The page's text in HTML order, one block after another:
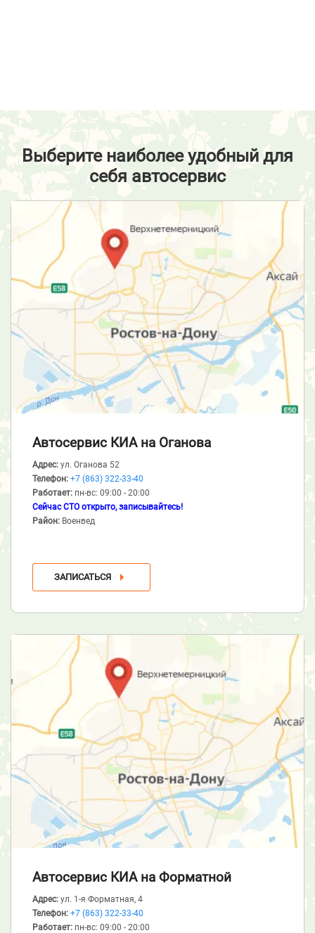
Выберите наиболее удобный для
себя автосервис
Автосервис КИА на Оганова
Адрес: ул. Оганова 52
Телефон: +7 (863) 322-33-40
Работает: пн-вс: 09:00 - 20:00
Сейчас СТО открыто, записывайтесь!
Район: Военвед
ЗАПИСАТЬСЯ
Автосервис КИА на Форматной
Адрес: ул. 1-я Форматная, 4
Телефон: +7 (863) 322-33-40
Работает: пн-вс: 09:00 - 20:00